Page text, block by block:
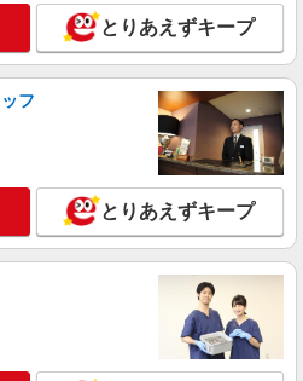
円〜1700円（経験・能力による） ※
全額支給 ゜+゜・。○。・゜
゜+゜ 入社祝い金10万円支給(規定
山市の家電量販店
詳細を見る
ンク】の店舗スタッフ
円〜 ※残業代支給 ★交通費別途支給
・゜
万円支給(規定有) お友達を紹介
ンティブ支給(規定有) ★月2回払
可能（規程有）★ ゜・。○。・゜
・゜+゜
詳細を見る
とりあえずキープ
フ
とりあえずキープ